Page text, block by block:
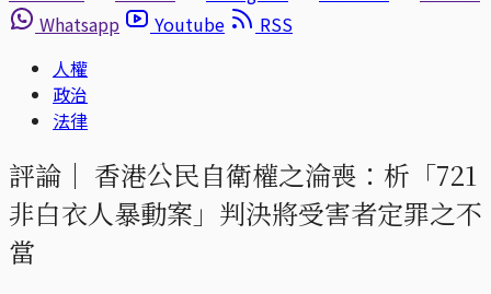
Whatsapp
Youtube
RSS
人權
政治
法律
評論｜ 香港公民自衛權之淪喪：析「721
非白衣人暴動案」判決將受害者定罪之不
當